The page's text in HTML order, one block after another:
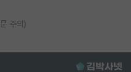
주의)